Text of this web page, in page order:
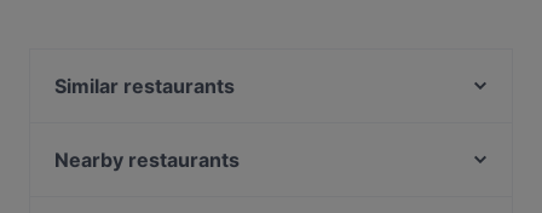
Similar restaurants
Em Höttche Urfeld
Nearby restaurants